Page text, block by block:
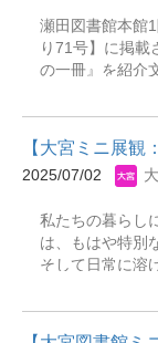
す。 &nbsp;
料】『変化朝顔
花奇葉の世界
2014『ひまわ
2021『カブト
筑摩書房, 2023
ブリナーズ』
W.B.イェイツほ
作り』 織田き
2024『日本の
房, 2007『京都
カディオ・ハー
瀬田図書館本館
り71号】に掲載
の一冊』を紹介
期間：2025年7
（金）展示場所
観C（カウンタ
天才まで1億光
か経験していな
史』『労働・貧
く情念を解剖す
り71号
2025/07/02
私たちの暮らし
は、もはや特別
そして日常に溶
な段階へと進ん
代を乗りこなす